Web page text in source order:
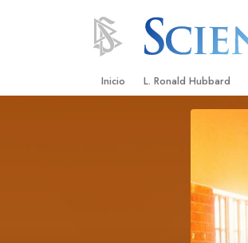
Inicio L. Ronald Hubbard